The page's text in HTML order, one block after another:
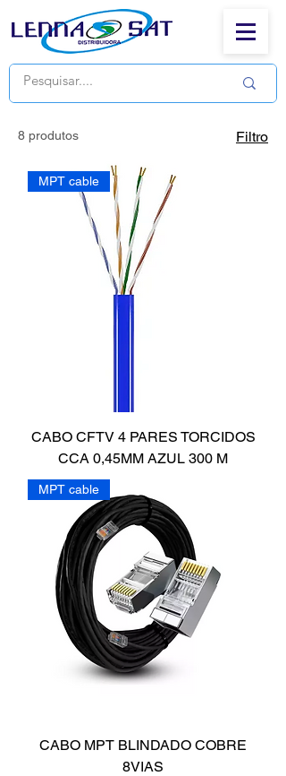
8 produtos Filtro
MPT cable
CABO CFTV 4 PARES TORCIDOS
CCA 0,45MM AZUL 300 M
MPT cable
CABO MPT BLINDADO COBRE
8VIAS